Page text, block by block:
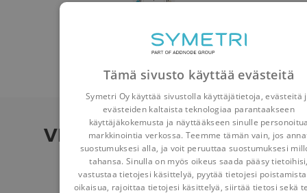
YHDYSKUNTASUUNNITTELU
LUE LISÄÄ
VIIMEISIMMÄT UUTISET
Lue lisää blogikirjoituksia täällä.
Lue lisää uutisia täältä.
Tämä sivusto käyttää evästeitä
Symetri Oy käyttää sivustolla käyttäjätietoja, evästeitä
evästeiden kaltaista teknologiaa parantaakseen
käyttäjäkokemusta ja näyttääkseen sinulle
markkinointia verkossa. Teemme tämän vain, jos
suostumuksesi alla, ja voit peruuttaa suostumuksesi
tahansa. Sinulla on myös oikeus saada pääsy
vastustaa tietojesi käsittelyä, pyytää tietojesi
oikaisua, rajoittaa tietojesi käsittelyä, siirtää tietosi sekä